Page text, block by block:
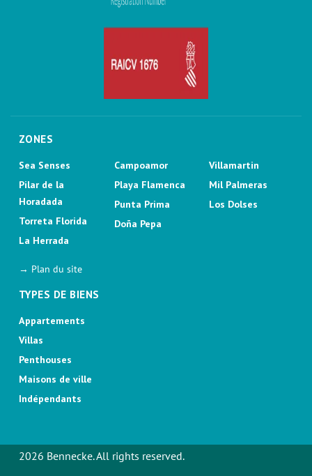
ZONES
Sea Senses
Pilar de la
Horadada
Torreta Florida
La Herrada
Campoamor
Playa Flamenca
Punta Prima
Doña Pepa
Villamartin
Mil Palmeras
Los Dolses
→ Plan du site
TYPES DE BIENS
Appartements
Villas
Penthouses
Maisons de ville
Indépendants
2026 Bennecke. All rights reserved.